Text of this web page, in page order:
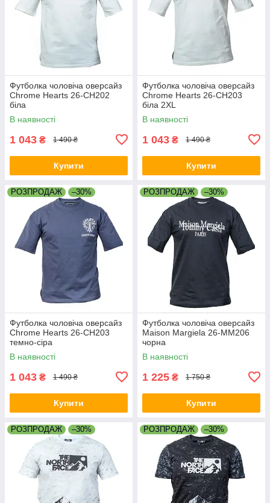
Футболка чоловіча оверсайз
Chrome Hearts 26-CH202
біла
В наявності
1 043 ₴ 1 490 ₴
Купити
Футболка чоловіча оверсайз
Chrome Hearts 26-CH203
біла 2XL
В наявності
1 043 ₴ 1 490 ₴
Купити
РОЗПРОДАЖ –30%
Футболка чоловіча оверсайз
Chrome Hearts 26-CH203
темно-сіра
В наявності
1 043 ₴ 1 490 ₴
Купити
РОЗПРОДАЖ –30%
Футболка чоловіча оверсайз
Maison Margiela 26-MM206
чорна
В наявності
1 225 ₴ 1 750 ₴
Купити
РОЗПРОДАЖ –30% РОЗПРОДАЖ –30%